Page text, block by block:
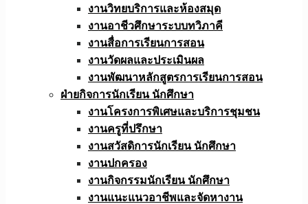
งานวิทยบริการและห้องสมุด
งานอาชีวศึกษาระบบทวิภาคี
งานสื่อการเรียนการสอน
งานวัดผลและประเมินผล
งานพัฒนาหลักสูตรการเรียนการสอน
ฝ่ายกิจการนักเรียน นักศึกษา
งานโครงการพิเศษและบริการชุมชน
งานครูที่ปรึกษา
งานสวัสดิการนักเรียน นักศึกษา
งานปกครอง
งานกิจกรรมนักเรียน นักศึกษา
งานแนะแนวอาชีพและจัดหางาน